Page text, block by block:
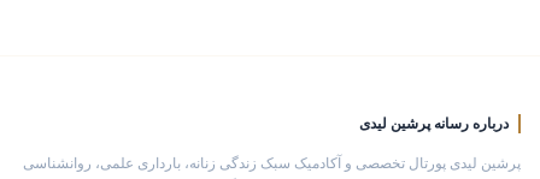
درباره رسانه پرشین لیدی
پرشین لیدی پورتال تخصصی و آکادمیک سبک زندگی زنانه، بارداری علمی، روانشناسی